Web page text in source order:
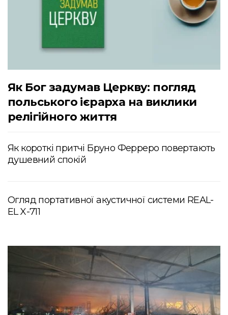
Як Бог задумав Церкву: погляд
польського ієрарха на виклики
релігійного життя
Як короткі притчі Бруно Ферреро повертають
душевний спокій
Огляд портативної акустичної системи REAL-
EL X-711